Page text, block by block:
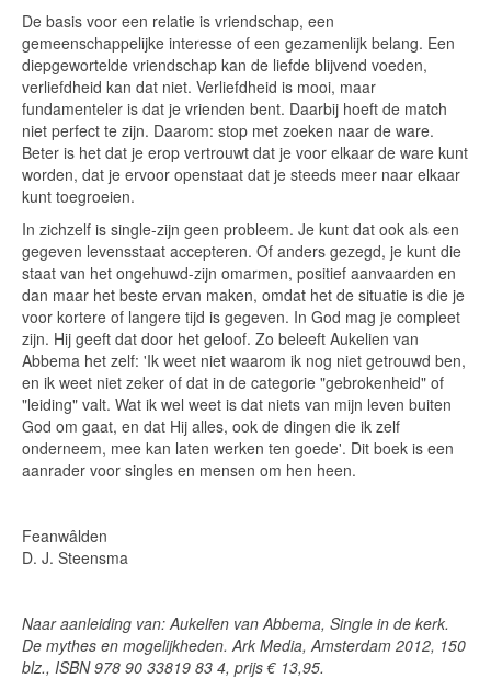
De basis voor een relatie is vriendschap, een
gemeenschappelijke interesse of een gezamenlijk belang. Een
diepgewortelde vriendschap kan de liefde blijvend voeden,
verliefdheid kan dat niet. Verliefdheid is mooi, maar
fundamenteler is dat je vrienden bent. Daarbij hoeft de match
niet perfect te zijn. Daarom: stop met zoeken naar de ware.
Beter is het dat je erop vertrouwt dat je voor elkaar de ware kunt
worden, dat je ervoor openstaat dat je steeds meer naar elkaar
kunt toegroeien.
In zichzelf is single-zijn geen probleem. Je kunt dat ook als een
gegeven levensstaat accepteren. Of anders gezegd, je kunt die
staat van het ongehuwd-zijn omarmen, positief aanvaarden en
dan maar het beste ervan maken, omdat het de situatie is die je
voor kortere of langere tijd is gegeven. In God mag je compleet
zijn. Hij geeft dat door het geloof. Zo beleeft Aukelien van
Abbema het zelf: 'Ik weet niet waarom ik nog niet getrouwd ben,
en ik weet niet zeker of dat in de categorie "gebrokenheid" of
"leiding" valt. Wat ik wel weet is dat niets van mijn leven buiten
God om gaat, en dat Hij alles, ook de dingen die ik zelf
onderneem, mee kan laten werken ten goede'. Dit boek is een
aanrader voor singles en mensen om hen heen.
Feanwâlden
D. J. Steensma
Naar aanleiding van: Aukelien van Abbema, Single in de kerk.
De mythes en mogelijkheden. Ark Media, Amsterdam 2012, 150
blz., ISBN 978 90 33819 83 4, prijs € 13,95.